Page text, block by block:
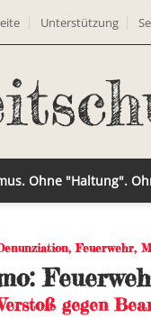
Unterstützung
Ohne "Haltung".
,Feuerwehr,
gegen